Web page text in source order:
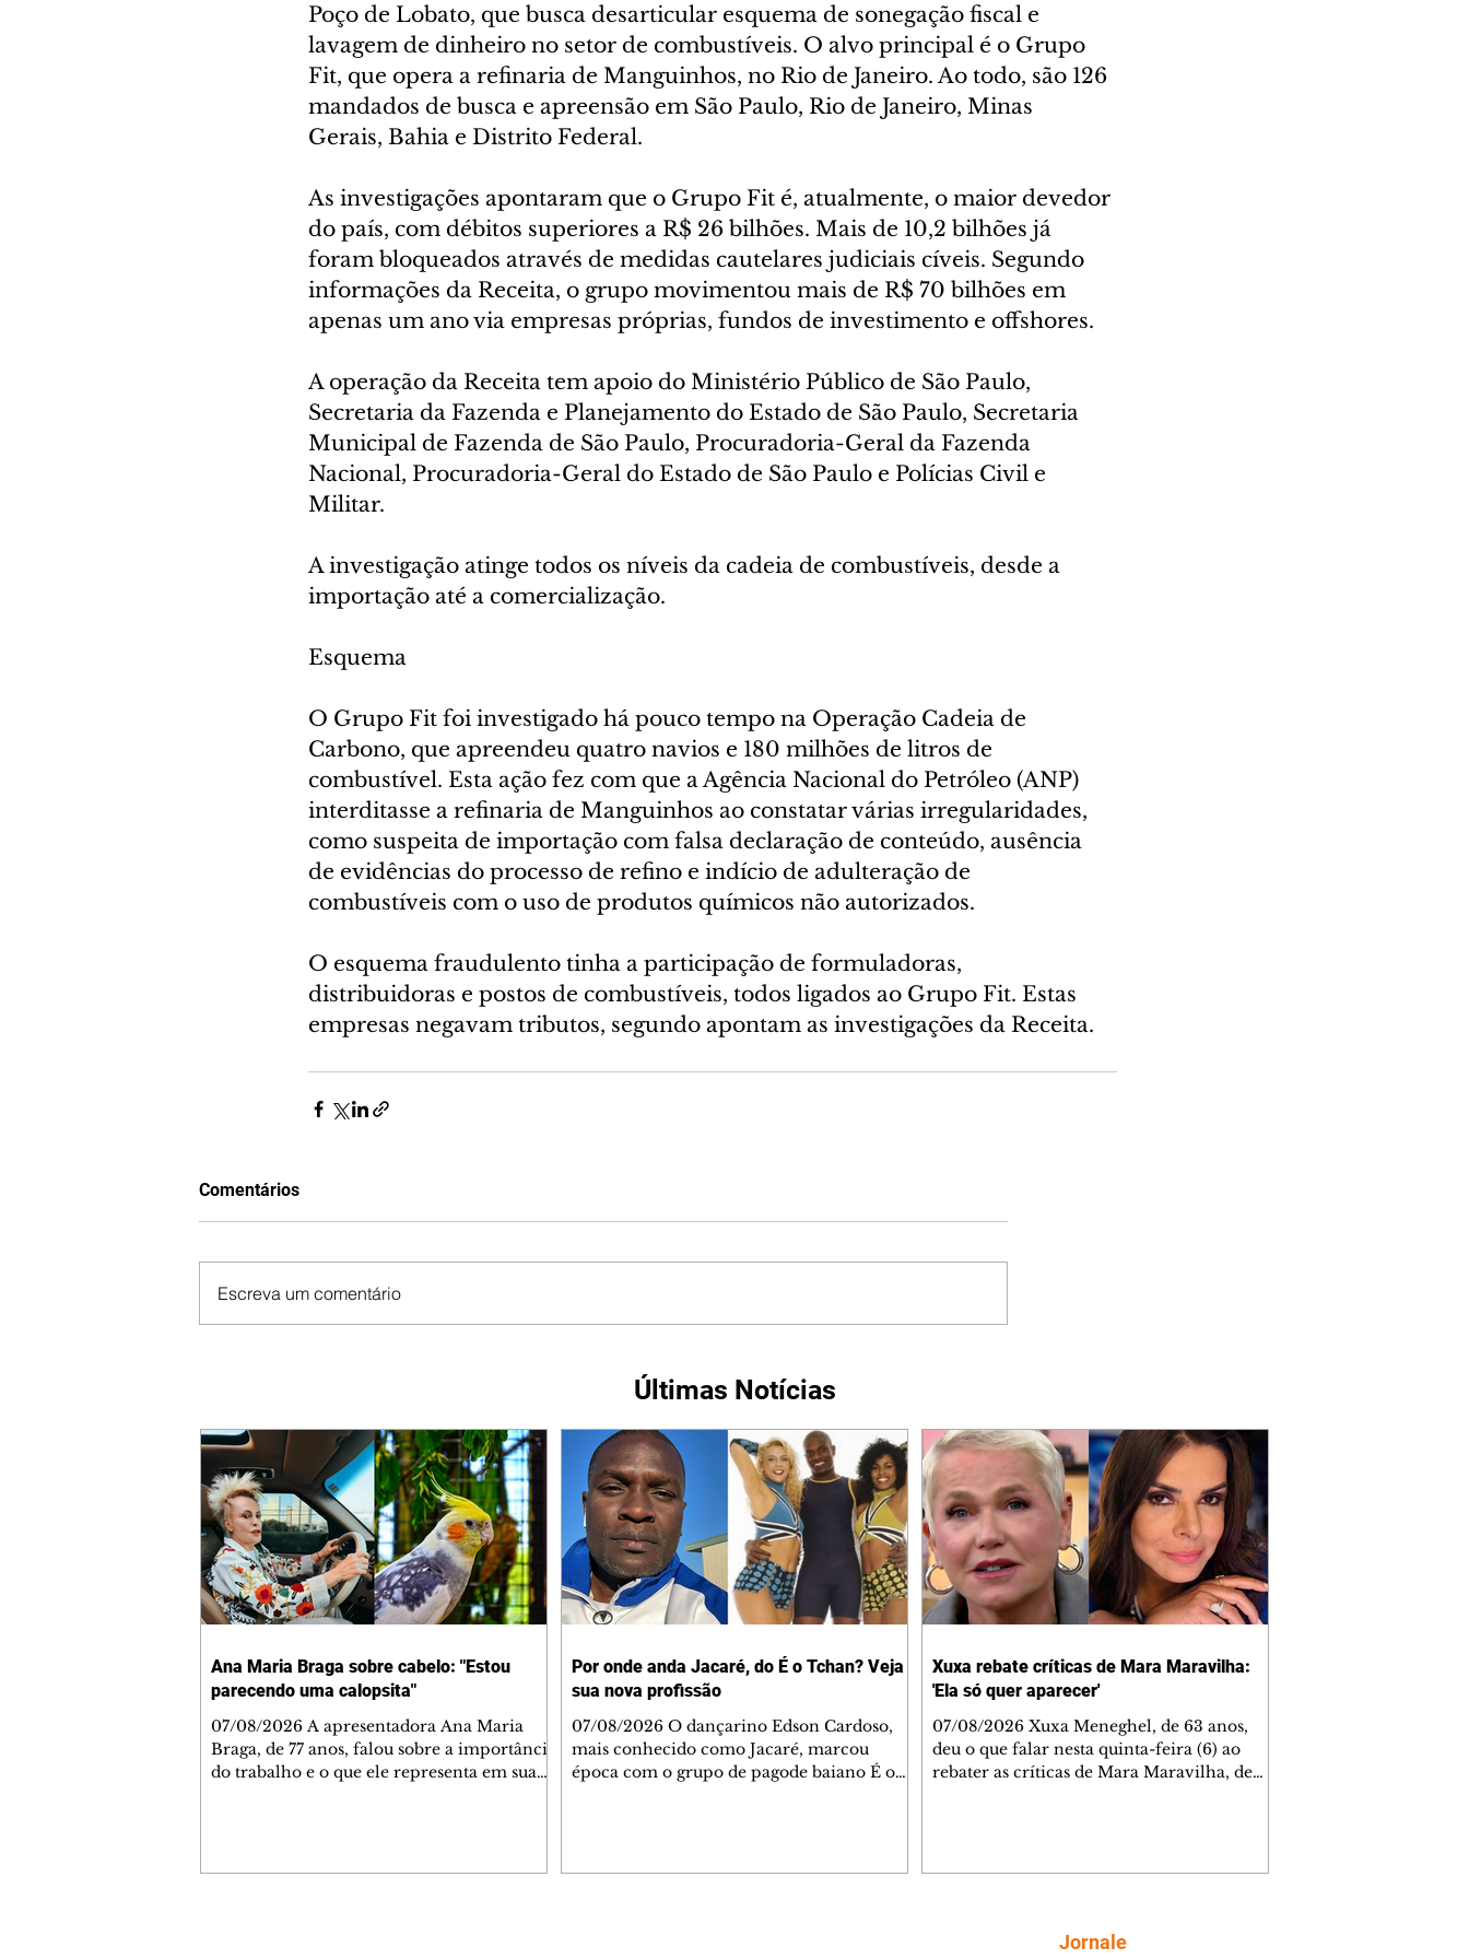
Poço de Lobato, que busca desarticular esquema de sonegação fiscal e
lavagem de dinheiro no setor de combustíveis. O alvo principal é o Grupo
Fit, que opera a refinaria de Manguinhos, no Rio de Janeiro. Ao todo, são 126
mandados de busca e apreensão em São Paulo, Rio de Janeiro, Minas
Gerais, Bahia e Distrito Federal.
As investigações apontaram que o Grupo Fit é, atualmente, o maior devedor
do país, com débitos superiores a R$ 26 bilhões. Mais de 10,2 bilhões já
foram bloqueados através de medidas cautelares judiciais cíveis. Segundo
informações da Receita, o grupo movimentou mais de R$ 70 bilhões em
apenas um ano via empresas próprias, fundos de investimento e offshores.
A operação da Receita tem apoio do Ministério Público de São Paulo,
Secretaria da Fazenda e Planejamento do Estado de São Paulo, Secretaria
Municipal de Fazenda de São Paulo, Procuradoria-Geral da Fazenda
Nacional, Procuradoria-Geral do Estado de São Paulo e Polícias Civil e
Militar.
A investigação atinge todos os níveis da cadeia de combustíveis, desde a
importação até a comercialização.
Esquema
O Grupo Fit foi investigado há pouco tempo na Operação Cadeia de
Carbono, que apreendeu quatro navios e 180 milhões de litros de
combustível. Esta ação fez com que a Agência Nacional do Petróleo (ANP)
interditasse a refinaria de Manguinhos ao constatar várias irregularidades,
como suspeita de importação com falsa declaração de conteúdo, ausência
de evidências do processo de refino e indício de adulteração de
combustíveis com o uso de produtos químicos não autorizados.
O esquema fraudulento tinha a participação de formuladoras,
distribuidoras e postos de combustíveis, todos ligados ao Grupo Fit. Estas
empresas negavam tributos, segundo apontam as investigações da Receita.
Comentários
Escreva um comentário
Últimas Notícias
Ana Maria Braga sobre cabelo: "Estou
parecendo uma calopsita"
07/08/2026 A apresentadora Ana Maria
Braga, de 77 anos, falou sobre a importância
do trabalho e o que ele representa em sua
Por onde anda Jacaré, do É o Tchan? Veja
sua nova profissão
07/08/2026 O dançarino Edson Cardoso,
mais conhecido como Jacaré, marcou
época com o grupo de pagode baiano É o
Xuxa rebate críticas de Mara Maravilha:
'Ela só quer aparecer'
07/08/2026 Xuxa Meneghel, de 63 anos,
deu o que falar nesta quinta-feira (6) ao
rebater as críticas de Mara Maravilha, de
comentários de uma publicação do
Jornale